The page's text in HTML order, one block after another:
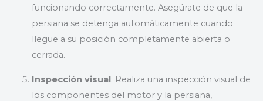
funcionando correctamente. Asegúrate de que la
persiana se detenga automáticamente cuando
llegue a su posición completamente abierta o
cerrada.
Inspección visual: Realiza una inspección visual de
los componentes del motor y la persiana,